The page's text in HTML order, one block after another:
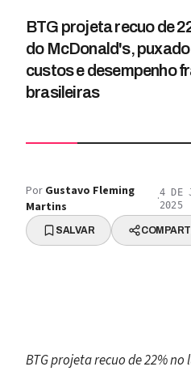
BTG projeta recuo de
do McDonald's,
custos e desempenho
brasileiras
Por Gustavo Fleming
Martins
·4 DE
2025
SALVAR
BTG projeta recuo de 22%